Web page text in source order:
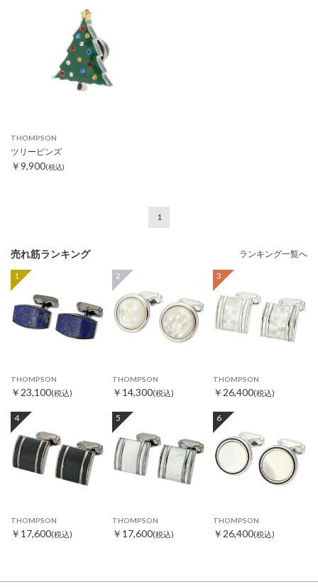
THOMPSON
ツリーピンズ
￥9,900(税込)
1
売れ筋ランキング ランキング一覧へ
1
THOMPSON
￥23,100(税込)
2
THOMPSON
￥14,300(税込)
3
THOMPSON
￥26,400(税込)
4
THOMPSON
￥17,600(税込)
5
THOMPSON
￥17,600(税込)
6
THOMPSON
￥26,400(税込)